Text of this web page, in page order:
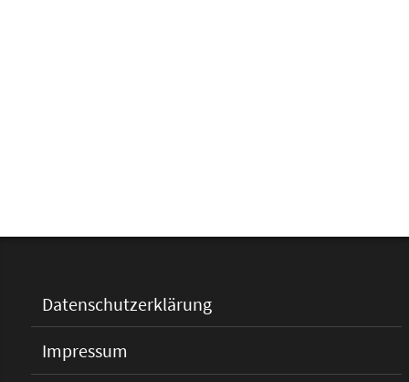
Datenschutzerklärung
Impressum